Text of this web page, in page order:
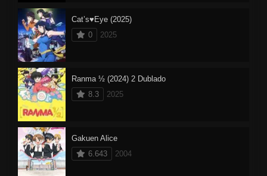
Cat’s♥Eye (2025)
0
2025
Ranma ½ (2024) 2 Dublado
8.3
2025
Gakuen Alice
6.643
2004